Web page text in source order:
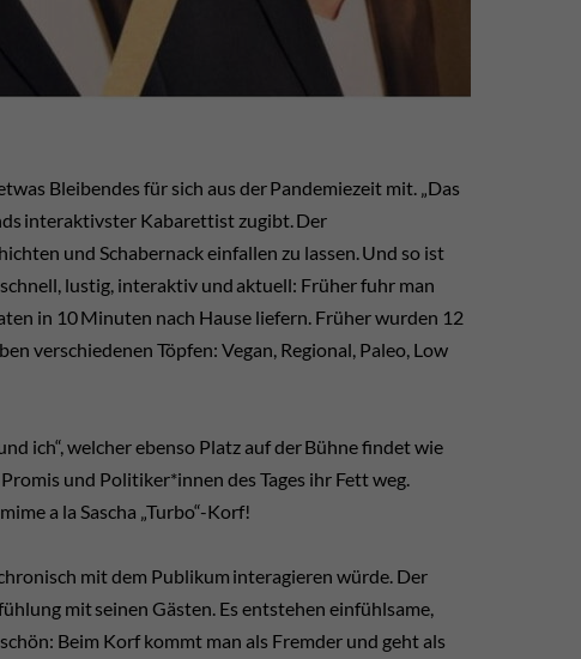
Bleibendes für sich aus der Pandemiezeit mit. „Das
interaktivster Kabarettist zugibt. Der
und Schabernack einfallen zu lassen. Und so ist
lustig, interaktiv und aktuell: Früher fuhr man
in 10 Minuten nach Hause liefern. Früher wurden 12
verschiedenen Töpfen: Vegan, Regional, Paleo, Low
ich“, welcher ebenso Platz auf der Bühne findet wie
und Politiker*innen des Tages ihr Fett weg.
a la Sascha „Turbo“-Korf!
mit dem Publikum interagieren würde. Der
mit seinen Gästen. Es entstehen einfühlsame,
Beim Korf kommt man als Fremder und geht als